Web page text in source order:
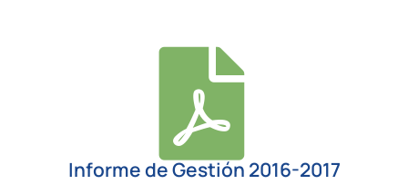
Informe de Gestión 2016-2017